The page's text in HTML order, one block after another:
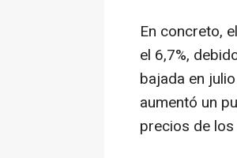
En concreto,
el 6,7%,
bajada en
aumentó un
precios de